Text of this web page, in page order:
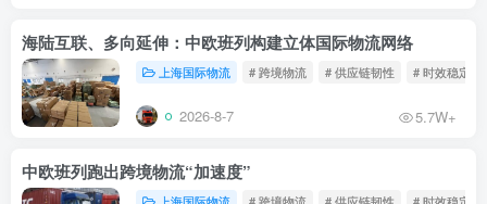
海陆互联、多向延伸：中欧班列构建立体国际物流网络
上海国际物流 # 跨境物流 # 供应链韧性 # 时效稳定
2026-8-7 5.7W+
中欧班列跑出跨境物流“加速度”